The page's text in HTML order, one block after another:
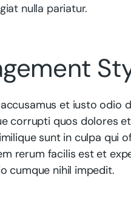
nulla pariatur.
et iusto odio
corrupti quos dolores
sunt in culpa qui
rerum facilis est et
cumque nihil impedit.